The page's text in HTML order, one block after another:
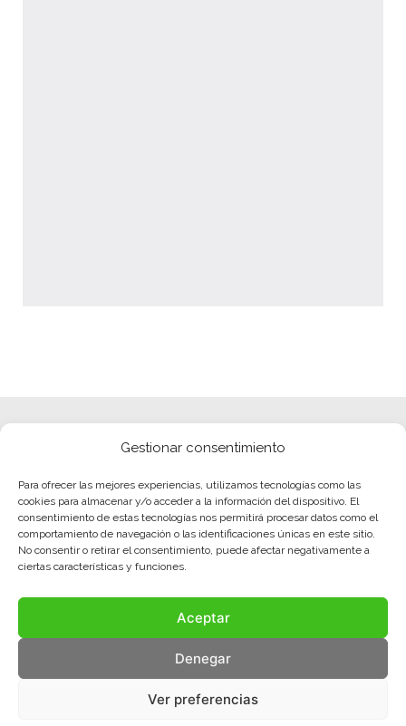
Gestionar consentimiento
Para ofrecer las mejores experiencias, utilizamos tecnologías como las
cookies para almacenar y/o acceder a la información del dispositivo. El
consentimiento de estas tecnologías nos permitirá procesar datos como el
comportamiento de navegación o las identificaciones únicas en este sitio.
No consentir o retirar el consentimiento, puede afectar negativamente a
ciertas características y funciones.
Aceptar
Denegar
Ver preferencias